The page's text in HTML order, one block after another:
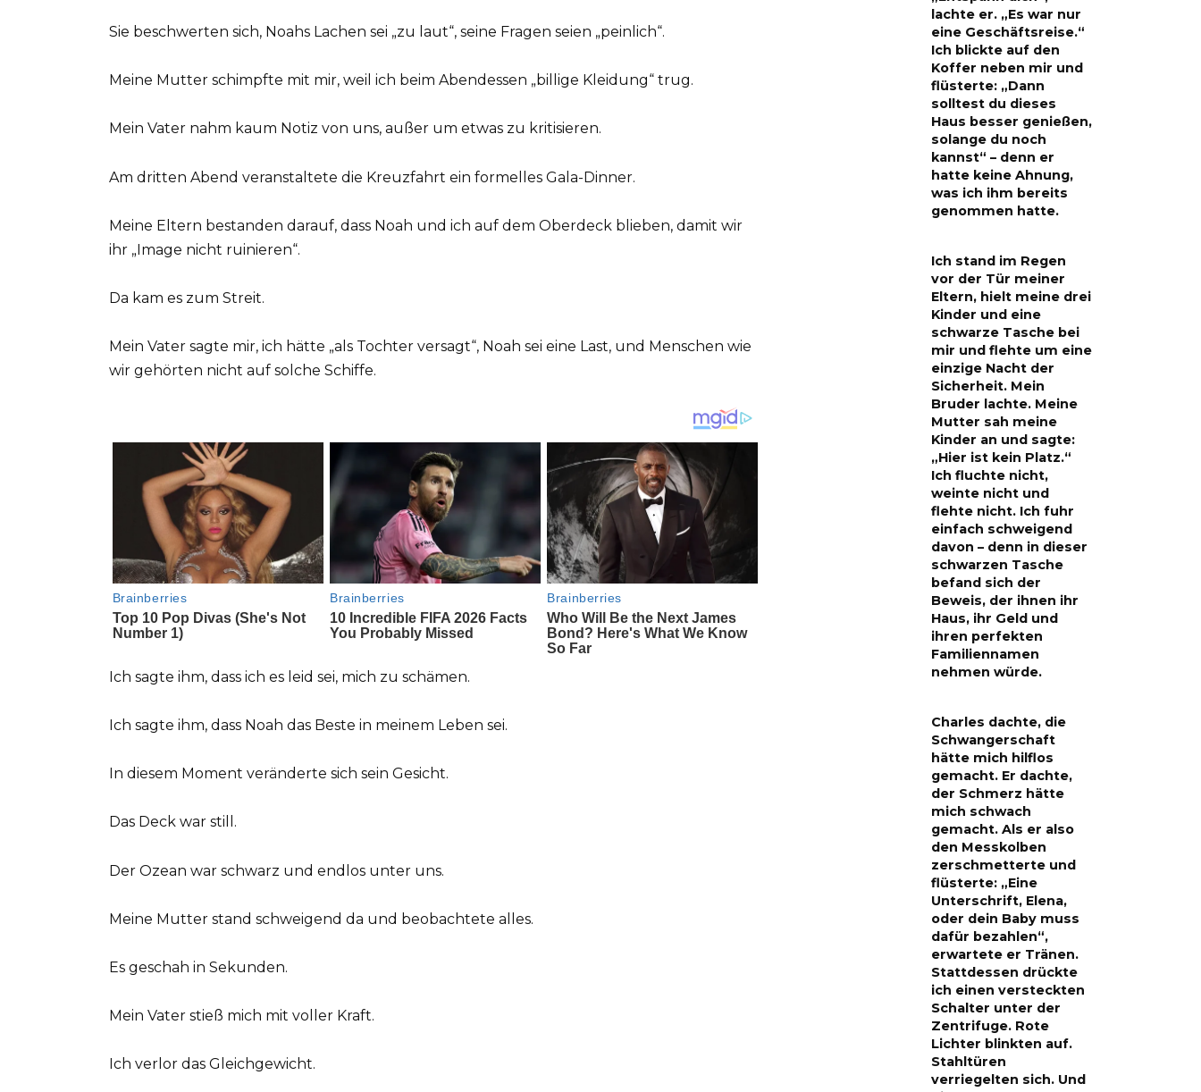
Sie beschwerten sich, Noahs Lachen sei „zu laut“, seine Fragen seien „peinlich“.
Meine Mutter schimpfte mit mir, weil ich beim Abendessen „billige Kleidung“ trug.
Mein Vater nahm kaum Notiz von uns, außer um etwas zu kritisieren.
Am dritten Abend veranstaltete die Kreuzfahrt ein formelles Gala-Dinner.
Meine Eltern bestanden darauf, dass Noah und ich auf dem Oberdeck blieben, damit wir
ihr „Image nicht ruinieren“.
Da kam es zum Streit.
Mein Vater sagte mir, ich hätte „als Tochter versagt“, Noah sei eine Last, und Menschen wie
wir gehörten nicht auf solche Schiffe.
Ich sagte ihm, dass ich es leid sei, mich zu schämen.
Ich sagte ihm, dass Noah das Beste in meinem Leben sei.
In diesem Moment veränderte sich sein Gesicht.
Das Deck war still.
Der Ozean war schwarz und endlos unter uns.
Meine Mutter stand schweigend da und beobachtete alles.
Es geschah in Sekunden.
Mein Vater stieß mich mit voller Kraft.
Ich verlor das Gleichgewicht.
lachte er. „Es war nur
eine Geschäftsreise.“
Ich blickte auf den
Koffer neben mir und
flüsterte: „Dann
solltest du dieses
Haus besser genießen,
solange du noch
kannst“ – denn er
hatte keine Ahnung,
was ich ihm bereits
genommen hatte.
Ich stand im Regen
vor der Tür meiner
Eltern, hielt meine drei
Kinder und eine
schwarze Tasche bei
mir und flehte um eine
einzige Nacht der
Sicherheit. Mein
Bruder lachte. Meine
Mutter sah meine
Kinder an und sagte:
„Hier ist kein Platz.“
Ich fluchte nicht,
weinte nicht und
flehte nicht. Ich fuhr
einfach schweigend
davon – denn in dieser
schwarzen Tasche
befand sich der
Beweis, der ihnen ihr
Haus, ihr Geld und
ihren perfekten
Familiennamen
nehmen würde.
Charles dachte, die
Schwangerschaft
hätte mich hilflos
gemacht. Er dachte,
der Schmerz hätte
mich schwach
gemacht. Als er also
den Messkolben
zerschmetterte und
flüsterte: „Eine
Unterschrift, Elena,
oder dein Baby muss
dafür bezahlen“,
erwartete er Tränen.
Stattdessen drückte
ich einen versteckten
Schalter unter der
Zentrifuge. Rote
Lichter blinkten auf.
Stahltüren
verriegelten sich. Und